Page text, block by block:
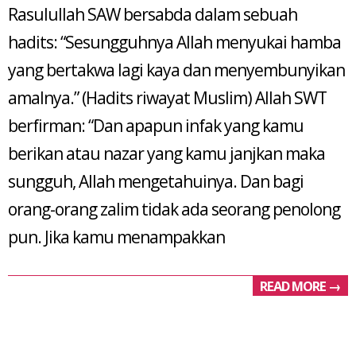
12
Rasulullah SAW bersabda dalam sebuah
hadits: “Sesungguhnya Allah menyukai hamba
yang bertakwa lagi kaya dan menyembunyikan
amalnya.” (Hadits riwayat Muslim) Allah SWT
berfirman: “Dan apapun infak yang kamu
berikan atau nazar yang kamu janjkan maka
sungguh, Allah mengetahuinya. Dan bagi
orang-orang zalim tidak ada seorang penolong
pun. Jika kamu menampakkan
READ MORE →